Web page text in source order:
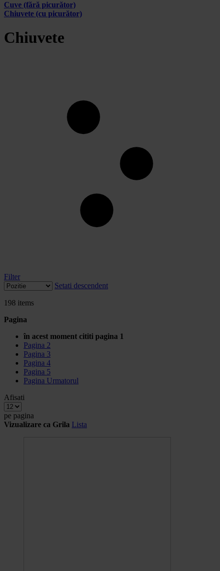
Cuve (fără picurător)
Chiuvete (cu picurător)
Chiuvete
Filter
Setati descendent
198 items
Pagina
în acest moment cititi pagina 1
Pagina 2
Pagina 3
Pagina 4
Pagina 5
Pagina Urmatorul
Afisati
pe pagina
Vizualizare ca Grila Lista